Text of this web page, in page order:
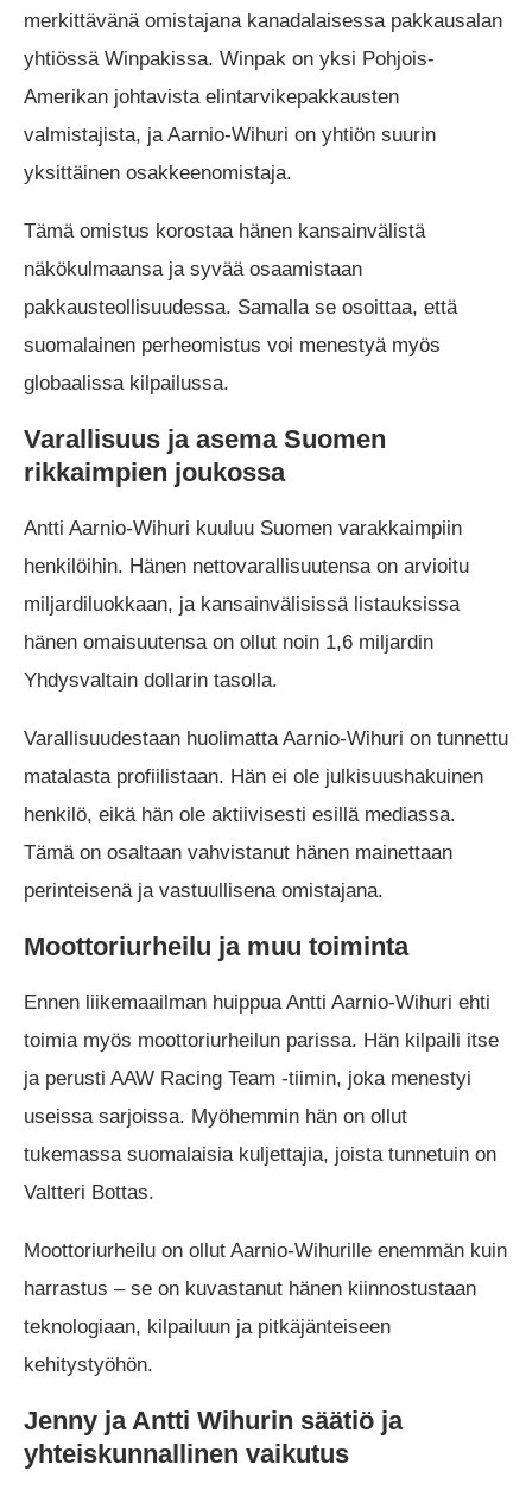
merkittävänä omistajana kanadalaisessa pakkausalan
yhtiössä Winpakissa. Winpak on yksi Pohjois-
Amerikan johtavista elintarvikepakkausten
valmistajista, ja Aarnio-Wihuri on yhtiön suurin
yksittäinen osakkeenomistaja.
Tämä omistus korostaa hänen kansainvälistä
näkökulmaansa ja syvää osaamistaan
pakkausteollisuudessa. Samalla se osoittaa, että
suomalainen perheomistus voi menestyä myös
globaalissa kilpailussa.
Varallisuus ja asema Suomen
rikkaimpien joukossa
Antti Aarnio-Wihuri kuuluu Suomen varakkaimpiin
henkilöihin. Hänen nettovarallisuutensa on arvioitu
miljardiluokkaan, ja kansainvälisissä listauksissa
hänen omaisuutensa on ollut noin 1,6 miljardin
Yhdysvaltain dollarin tasolla.
Varallisuudestaan huolimatta Aarnio-Wihuri on tunnettu
matalasta profiilistaan. Hän ei ole julkisuushakuinen
henkilö, eikä hän ole aktiivisesti esillä mediassa.
Tämä on osaltaan vahvistanut hänen mainettaan
perinteisenä ja vastuullisena omistajana.
Moottoriurheilu ja muu toiminta
Ennen liikemaailman huippua Antti Aarnio-Wihuri ehti
toimia myös moottoriurheilun parissa. Hän kilpaili itse
ja perusti AAW Racing Team -tiimin, joka menestyi
useissa sarjoissa. Myöhemmin hän on ollut
tukemassa suomalaisia kuljettajia, joista tunnetuin on
Valtteri Bottas.
Moottoriurheilu on ollut Aarnio-Wihurille enemmän kuin
harrastus – se on kuvastanut hänen kiinnostustaan
teknologiaan, kilpailuun ja pitkäjänteiseen
kehitystyöhön.
Jenny ja Antti Wihurin säätiö ja
yhteiskunnallinen vaikutus